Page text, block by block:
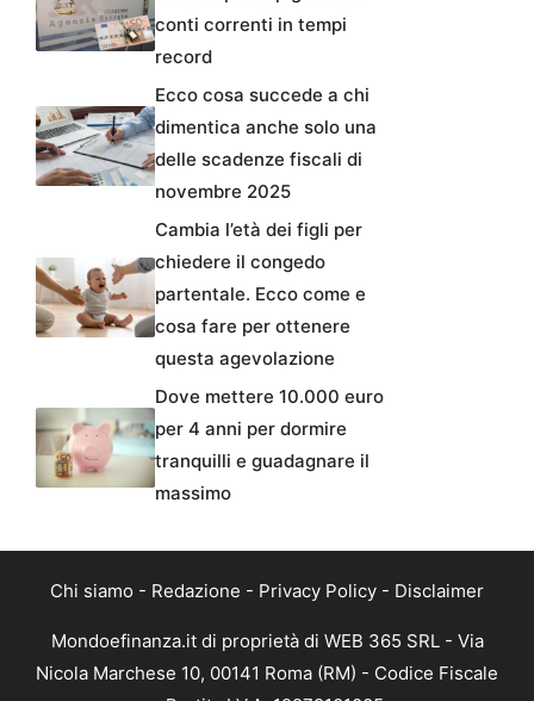
conti correnti in tempi
record
Ecco cosa succede a chi
dimentica anche solo una
delle scadenze fiscali di
novembre 2025
Cambia l’età dei figli per
chiedere il congedo
partentale. Ecco come e
cosa fare per ottenere
questa agevolazione
Dove mettere 10.000 euro
per 4 anni per dormire
tranquilli e guadagnare il
massimo
Chi siamo - Redazione - Privacy Policy - Disclaimer
Mondoefinanza.it di proprietà di WEB 365 SRL - Via
Nicola Marchese 10, 00141 Roma (RM) - Codice Fiscale